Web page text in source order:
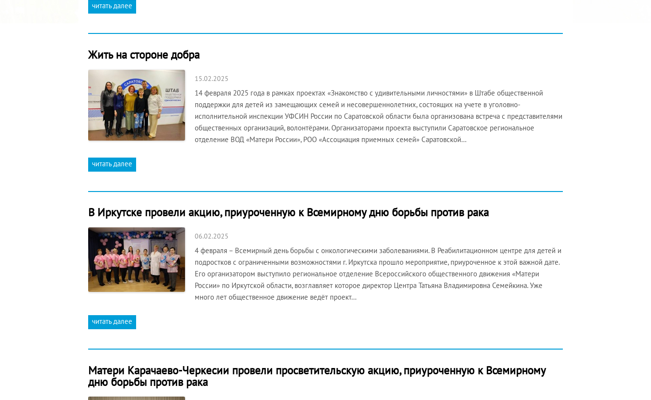
читать далее
Жить на стороне добра
15.02.2025
14 февраля 2025 года в рамках проектах «Знакомство с удивительными личностями» в Штабе общественной
поддержки для детей из замещающих семей и несовершеннолетних, состоящих на учете в уголовно-
исполнительной инспекции УФСИН России по Саратовской области была организована встреча с представителями
общественных организаций, волонтёрами. Организаторами проекта выступили Саратовское региональное
отделение ВОД «Матери России», РОО «Ассоциация приемных семей» Саратовской…
читать далее
В Иркутске провели акцию, приуроченную к Всемирному дню борьбы против рака
06.02.2025
4 февраля – Всемирный день борьбы с онкологическими заболеваниями. В Реабилитационном центре для детей и
подростков с ограниченными возможностями г. Иркутска прошло мероприятие, приуроченное к этой важной дате.
Его организатором выступило региональное отделение Всероссийского общественного движения «Матери
России» по Иркутской области, возглавляет которое директор Центра Татьяна Владимировна Семейкина. Уже
много лет общественное движение ведёт проект…
читать далее
Матери Карачаево-Черкесии провели просветительскую акцию, приуроченную к Всемирному
дню борьбы против рака